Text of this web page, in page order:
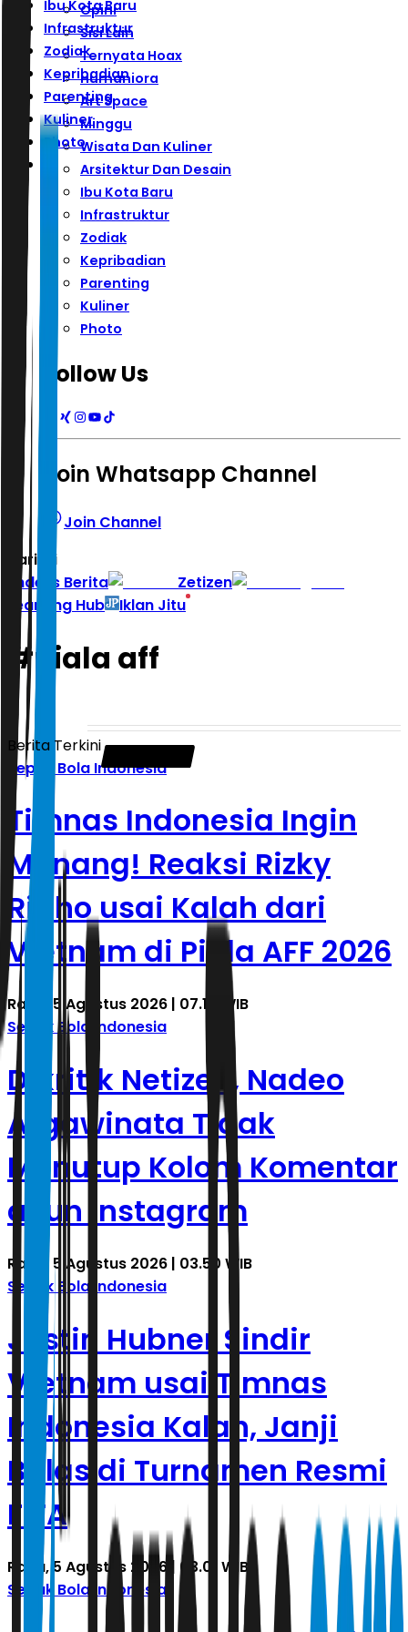
Ibu Kota Baru
Infrastruktur
Zodiak
Kepribadian
Parenting
Kuliner
Photo
Opini
Sisi Lain
Ternyata Hoax
Humaniora
Art Space
Minggu
Wisata Dan Kuliner
Arsitektur Dan Desain
Ibu Kota Baru
Infrastruktur
Zodiak
Kepribadian
Parenting
Kuliner
Photo
Follow Us
Join Whatsapp Channel
Join Channel
Hari ini
Indeks Berita
Zetizen
Learning Hub
Iklan Jitu
#piala aff
Berita Terkini
Sepak Bola Indonesia
Timnas Indonesia Ingin
Menang! Reaksi Rizky
Ridho usai Kalah dari
Vietnam di Piala AFF 2026
Rabu, 5 Agustus 2026 | 07.10 WIB
Sepak Bola Indonesia
Dikritik Netizen, Nadeo
Argawinata Tidak
Menutup Kolom Komentar
akun Instagram
Rabu, 5 Agustus 2026 | 03.50 WIB
Sepak Bola Indonesia
Justin Hubner Sindir
Vietnam usai Timnas
Indonesia Kalah, Janji
Balas di Turnamen Resmi
FIFA
Rabu, 5 Agustus 2026 | 03.01 WIB
Sepak Bola Indonesia